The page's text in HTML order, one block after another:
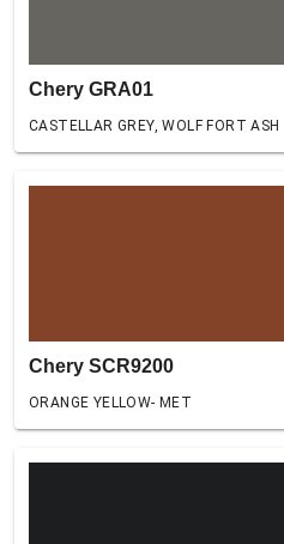
Chery GRA01
CASTELLAR GREY, WOLF FORT ASH
Chery SCR9200
ORANGE YELLOW- MET